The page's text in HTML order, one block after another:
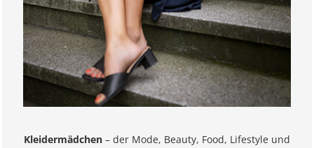
Kleidermädchen – der Mode, Beauty, Food, Lifestyle und